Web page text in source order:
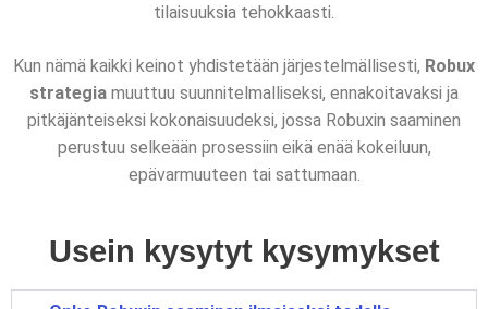
tilaisuuksia tehokkaasti.
Kun nämä kaikki keinot yhdistetään järjestelmällisesti, Robux
strategia muuttuu suunnitelmalliseksi, ennakoitavaksi ja
pitkäjänteiseksi kokonaisuudeksi, jossa Robuxin saaminen
perustuu selkeään prosessiin eikä enää kokeiluun,
epävarmuuteen tai sattumaan.
Usein kysytyt kysymykset